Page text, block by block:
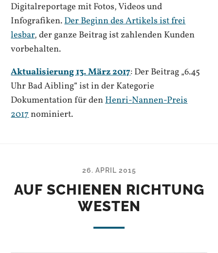
Digitalreportage mit Fotos, Videos und
Infografiken.Der Beginn des Artikels ist frei
lesbar, der ganze Beitrag ist zahlenden Kunden
vorbehalten.
Aktualisierung 13. März 2017: Der Beitrag „6.45
Uhr Bad Aibling“ ist in der Kategorie
Dokumentation für denHenri-Nannen-Preis
2017nominiert.
26. APRIL 2015
AUF SCHIENEN RICHTUNG
WESTEN